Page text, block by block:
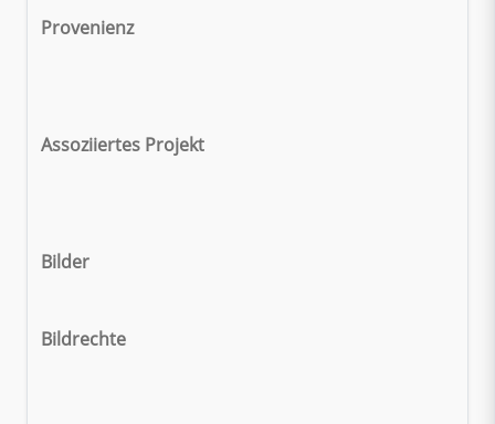
Provenienz
Assoziiertes Projekt
Bilder
Bildrechte